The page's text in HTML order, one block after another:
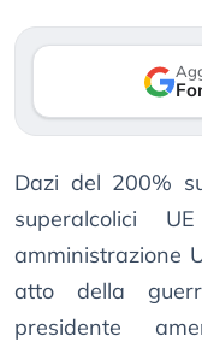
Dazi del 200%
superalcolici
amministrazione
atto della
presidente